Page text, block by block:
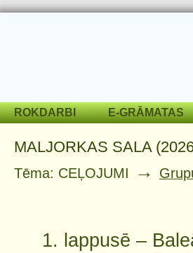
ROKDARBI E-GRĀMATAS
MALJORKAS SALA
Tēma: CEĻOJUMI →
1. lappusē –